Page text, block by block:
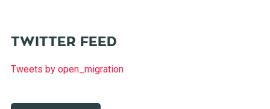
TWITTER FEED
Tweets by open_migration